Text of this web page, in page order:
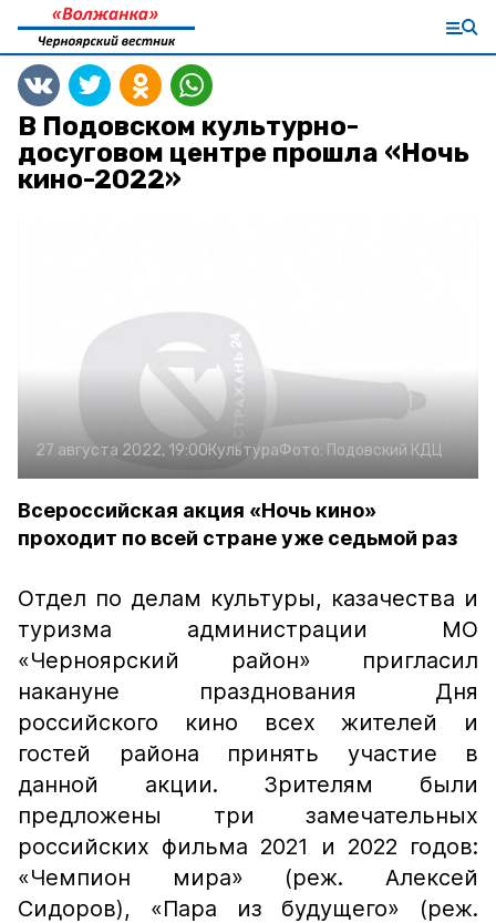
В Подовском культурно-
досуговом центре прошла «Ночь
кино-2022»
27 августа 2022, 19:00КультураФото: Подовский КДЦ
Всероссийская акция «Ночь кино»
проходит по всей стране уже седьмой раз
Отдел по делам культуры, казачества и
туризма администрации МО
«Черноярский район» пригласил
накануне празднования Дня
российского кино всех жителей и
гостей района принять участие в
данной акции. Зрителям были
предложены три замечательных
российских фильма 2021 и 2022 годов:
«Чемпион мира» (реж. Алексей
Сидоров), «Пара из будущего» (реж.